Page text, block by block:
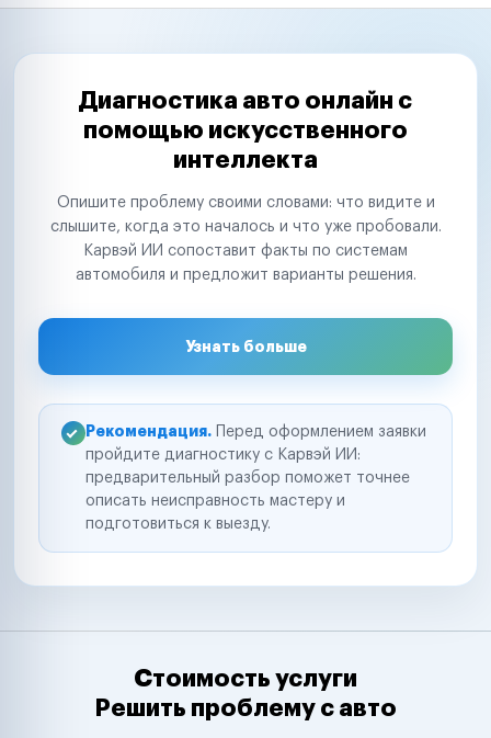
Диагностика авто онлайн с
помощью искусственного
интеллекта
Опишите проблему своими словами: что видите и
слышите, когда это началось и что уже пробовали.
Карвэй ИИ сопоставит факты по системам
автомобиля и предложит варианты решения.
Узнать больше
Рекомендация. Перед оформлением заявки
пройдите диагностику с Карвэй ИИ:
предварительный разбор поможет точнее
описать неисправность мастеру и
подготовиться к выезду.
Стоимость услуги
Решить проблему с авто